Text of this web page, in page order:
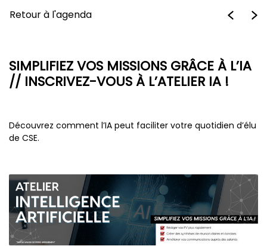
Retour à l'agenda
SIMPLIFIEZ VOS MISSIONS GRÂCE À L’IA
// INSCRIVEZ-VOUS À L’ATELIER IA !
Découvrez comment l’IA peut faciliter votre quotidien d’élu
de CSE.